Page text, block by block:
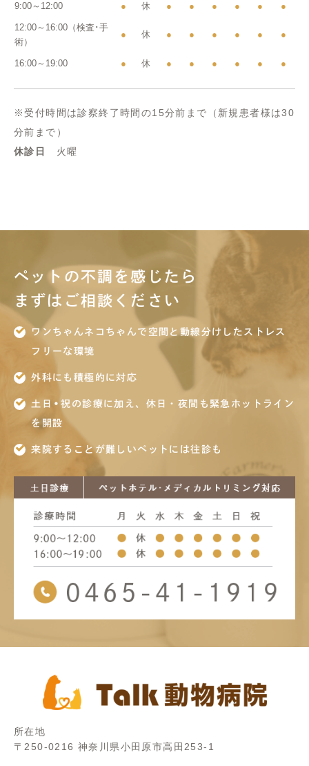
9:00～12:00 ● 休 ● ● ● ● ● ●
12:00～16:00（検査･手
術）
● 休 ● ● ● ● ● ●
16:00～19:00 ● 休 ● ● ● ● ● ●
※受付時間は診察終了時間の15分前まで（新規患者様は30
分前まで）
休診日
火曜
ペットの不調を感じたら
まずはご相談ください
ワンちゃんネコちゃんで空間と動線分けしたストレス
フリーな環境
外科にも積極的に対応
土日•祝の診療に加え、休日・夜間も緊急ホットライン
を開設
来院することが難しいペットには往診も
所在地
〒250-0216 神奈川県小田原市高田253-1